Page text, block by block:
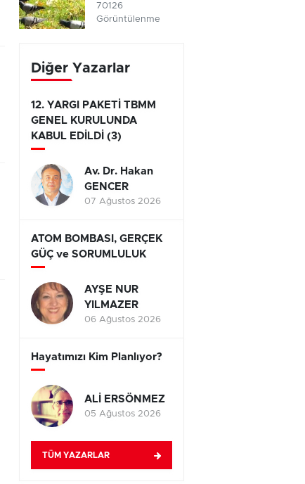
70126
Görüntülenme
Diğer Yazarlar
12. YARGI PAKETİ TBMM
GENEL KURULUNDA
KABUL EDİLDİ (3)
Av. Dr. Hakan
GENCER
07 Ağustos 2026
ATOM BOMBASI, GERÇEK
GÜÇ ve SORUMLULUK
AYŞE NUR
YILMAZER
06 Ağustos 2026
Hayatımızı Kim Planlıyor?
ALİ ERSÖNMEZ
05 Ağustos 2026
TÜM YAZARLAR